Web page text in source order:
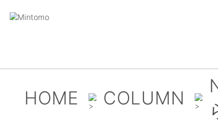
HOME COLUMN